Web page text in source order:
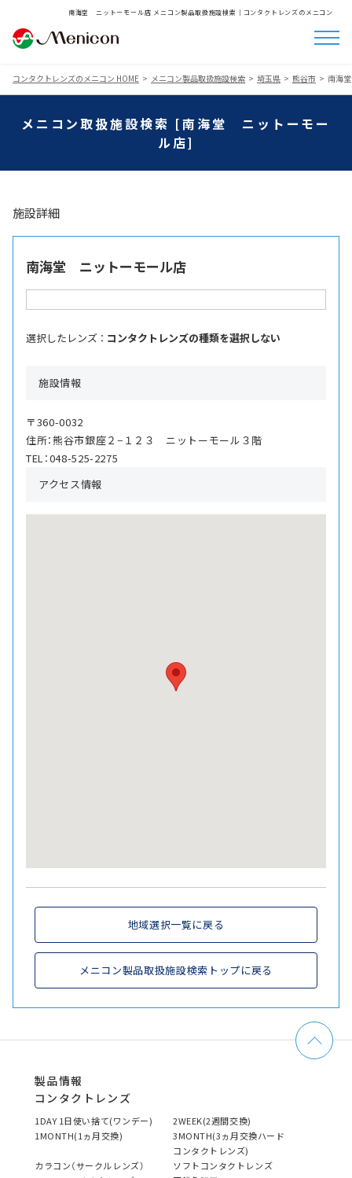
南海堂 ニットーモール店 メニコン製品取扱施設検索│コンタクトレンズのメニコン
コンタクトレンズのメニコン HOME メニコン製品取扱施設検索 埼玉県 熊谷市 南海
メニコン取扱施設検索 [南海堂 ニットーモー
ル店]
施設詳細
南海堂 ニットーモール店
選択したレンズ ： コンタクトレンズの種類を選択しない
施設情報
〒360-0032
住所：熊谷市銀座２−１２３ ニットーモール３階
TEL：048-525-2275
アクセス情報
地域選択一覧に戻る
メニコン製品取扱施設検索トップに戻る
製品情報
コンタクトレンズ
1DAY 1日使い捨て(ワンデー)
2WEEK(2週間交換)
1MONTH(1ヵ月交換)
3MONTH(3ヵ月交換ハード
コンタクトレンズ)
カラコン（サークルレンズ）
ソフトコンタクトレンズ